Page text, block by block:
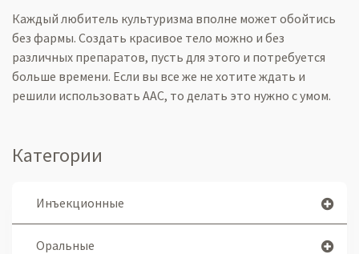
Каждый любитель культуризма вполне может обойтись
без фармы. Создать красивое тело можно и без
различных препаратов, пусть для этого и потребуется
больше времени. Если вы все же не хотите ждать и
решили использовать ААС, то делать это нужно с умом.
Категории
Инъекционные
Оральные